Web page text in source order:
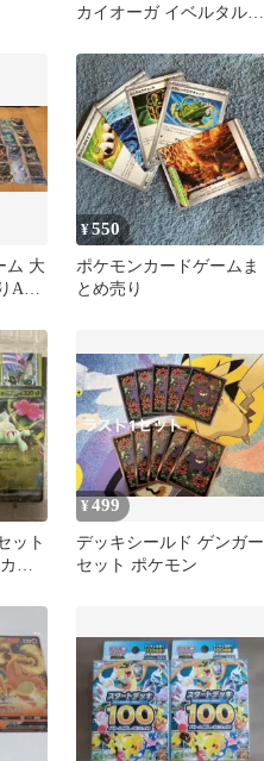
カイオーガ イベルタル
ム 大
AR
¥550
ポケモンカードゲームま
とめ売り
ット
ー
¥499
デッキシールド ゲンガー
セット ポケモン